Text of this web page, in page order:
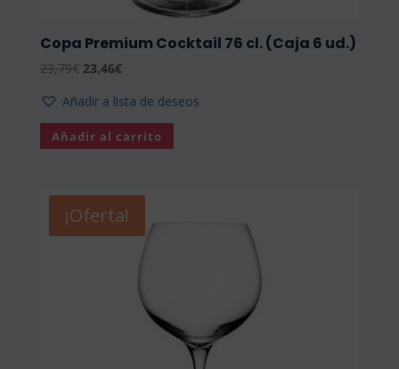
Copa Premium Cocktail 76 cl. (Caja 6 ud.)
23,79€ El
original
era:
23,79€.
23,46€El
actual
es:
23,46€.
Añadir a lista de deseos
Añadir al carrito
¡Oferta!